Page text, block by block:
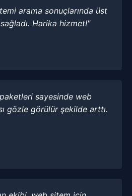
arama sonuçlarında üst
sağladı. Harika hizmet!"
sayesinde web
gözle görülür şekilde arttı.